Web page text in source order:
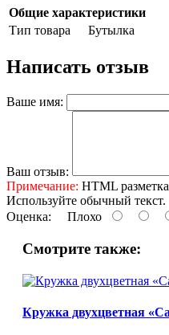
Общие характеристики
Тип товара
Бутылка
Написать отзыв
Ваше имя:
Ваш отзыв:
Примечание: HTML
Используйте обычный текст.
Оценка: Плохо
Смотрите также:
Кружка двухцветная